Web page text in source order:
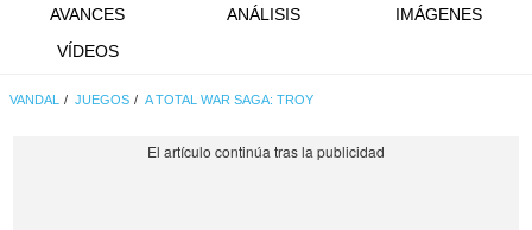
AVANCES
ANÁLISIS
IMÁGENES
VÍDEOS
VANDAL JUEGOS A TOTAL WAR SAGA: TROY